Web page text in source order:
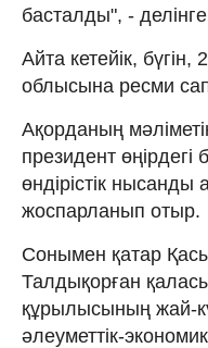
басталды", -
Айта кетейік,
облысына ресми
Ақорданың
президент өңірдегі
өндірістік нысанды
жоспарланып отыр.
Сонымен қатар
Талдықорған
құрылысының жай-
әлеуметтік-